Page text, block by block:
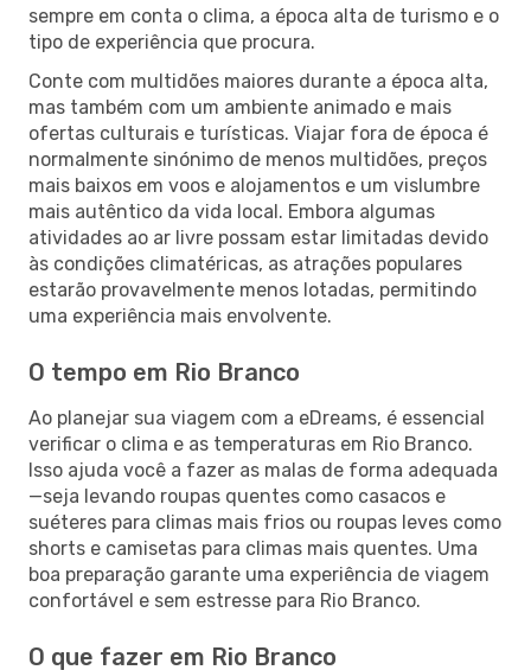
sempre em conta o clima, a época alta de turismo e o
tipo de experiência que procura.
Conte com multidões maiores durante a época alta,
mas também com um ambiente animado e mais
ofertas culturais e turísticas. Viajar fora de época é
normalmente sinónimo de menos multidões, preços
mais baixos em voos e alojamentos e um vislumbre
mais autêntico da vida local. Embora algumas
atividades ao ar livre possam estar limitadas devido
às condições climatéricas, as atrações populares
estarão provavelmente menos lotadas, permitindo
uma experiência mais envolvente.
O tempo em Rio Branco
Ao planejar sua viagem com a eDreams, é essencial
verificar o clima e as temperaturas em Rio Branco.
Isso ajuda você a fazer as malas de forma adequada
—seja levando roupas quentes como casacos e
suéteres para climas mais frios ou roupas leves como
shorts e camisetas para climas mais quentes. Uma
boa preparação garante uma experiência de viagem
confortável e sem estresse para Rio Branco.
O que fazer em Rio Branco